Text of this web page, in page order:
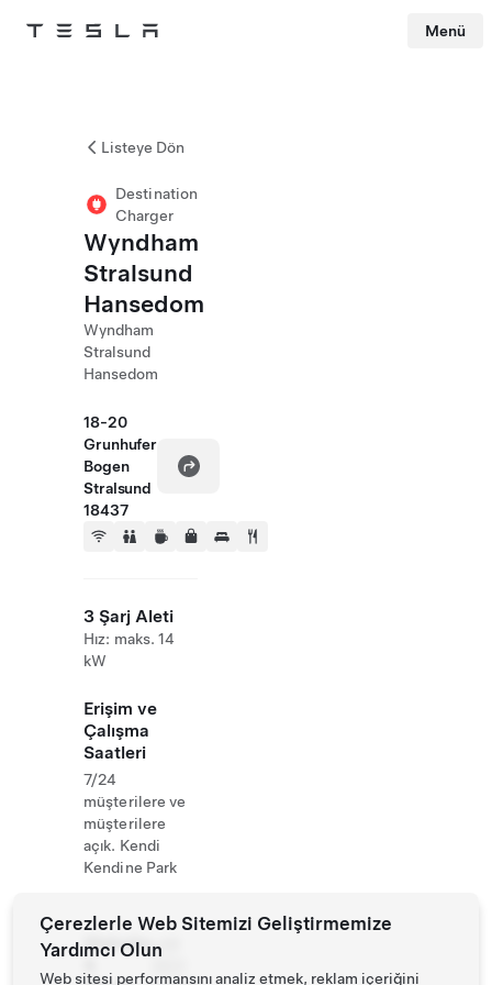
Tesla Menü
Listeye Dön
Destination
Charger
Wyndham
Stralsund
Hansedom
Wyndham
Stralsund
Hansedom
18-20
Grunhufer
Bogen
Stralsund
18437
3 Şarj Aleti
Hız: maks. 14
kW
Erişim ve
Çalışma
Saatleri
7/24
müşterilere ve
müşterilere
açık. Kendi
Kendine Park
Website+49
Çerezlerle Web Sitemizi Geliştirmemize
Yardımcı Olun
Web sitesi performansını analiz etmek, reklam içeriğini